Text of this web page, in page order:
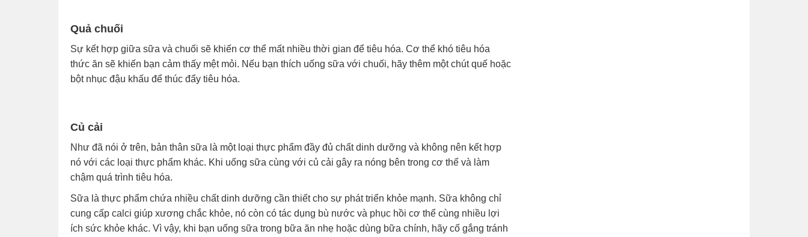
Quả chuối
Sự kết hợp giữa sữa và chuối sẽ khiến cơ thể mất nhiều thời gian để tiêu hóa. Cơ thể khó tiêu hóa
thức ăn sẽ khiến bạn cảm thấy mệt mỏi. Nếu bạn thích uống sữa với chuối, hãy thêm một chút quế hoặc
bột nhục đậu khấu để thúc đẩy tiêu hóa.
Củ cải
Như đã nói ở trên, bản thân sữa là một loại thực phẩm đầy đủ chất dinh dưỡng và không nên kết hợp
nó với các loại thực phẩm khác. Khi uống sữa cùng với củ cải gây ra nóng bên trong cơ thể và làm
chậm quá trình tiêu hóa.
Sữa là thực phẩm chứa nhiều chất dinh dưỡng cần thiết cho sự phát triển khỏe mạnh. Sữa không chỉ
cung cấp calci giúp xương chắc khỏe, nó còn có tác dụng bù nước và phục hồi cơ thể cùng nhiều lợi
ích sức khỏe khác. Vì vậy, khi bạn uống sữa trong bữa ăn nhẹ hoặc dùng bữa chính, hãy cố gắng tránh